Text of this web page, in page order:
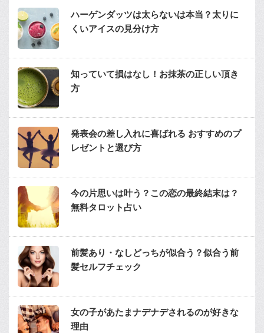
ハーゲンダッツは太らないは本当？太りに
くいアイスの見分け方
知っていて損はなし！お抹茶の正しい頂き
方
発表会の差し入れに喜ばれる おすすめのプ
レゼントと選び方
今の片思いは叶う？この恋の最終結末は？
無料タロット占い
前髪あり・なしどっちが似合う？似合う前
髪セルフチェック
女の子があたまナデナデされるのが好きな
理由